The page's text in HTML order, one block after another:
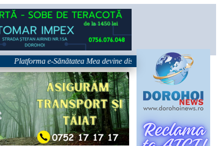
e-Sănătatea Mea devine disponibilă pe 1 septembrie: pacientul